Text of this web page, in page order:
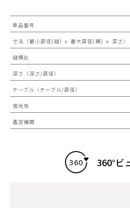
単品番号
寸法（最小直径(縦) ｘ 最大直径(横) ｘ 深さ）
縦横比
深さ（深さ/直径）
テーブル（テーブル/直径）
蛍光性
鑑定機関
360°ビ